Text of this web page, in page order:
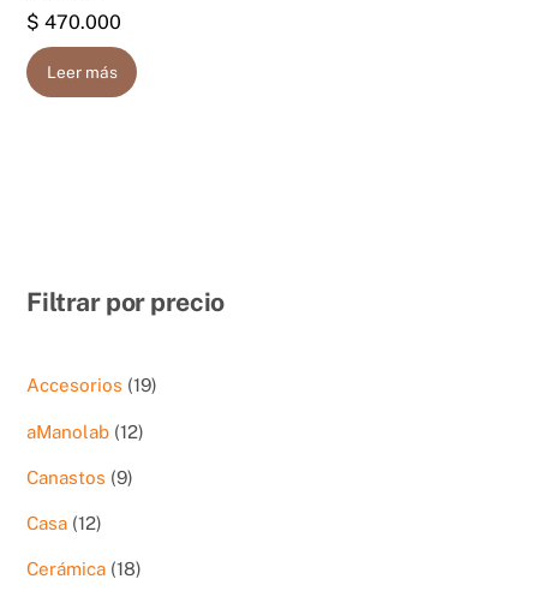
$ 470.000
Leer más
Filtrar por precio
Accesorios 1919
aManolab 1212
Canastos 99
Casa 1212
Cerámica 1818